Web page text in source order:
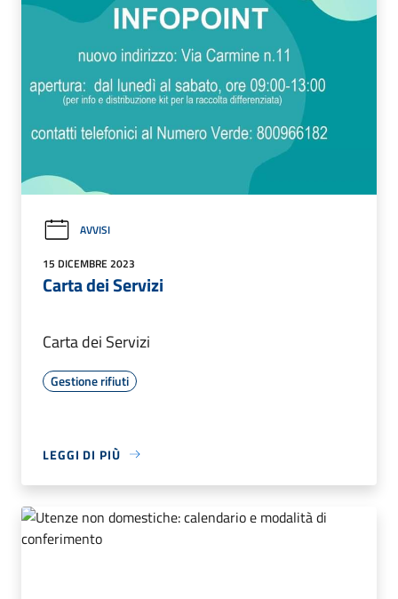
AVVISI
15 DICEMBRE 2023
Carta dei Servizi
Carta dei Servizi
Gestione rifiuti
LEGGI DI PIÙ